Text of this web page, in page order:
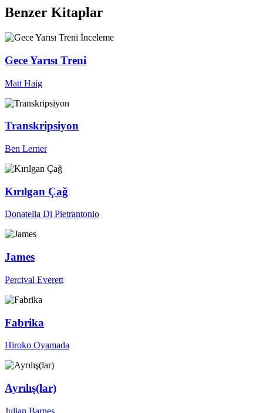
Benzer Kitaplar
İnceleme
Gece Yarısı Treni
Matt Haig
Transkripsiyon
Ben Lerner
Kırılgan Çağ
Donatella Di Pietrantonio
James
Percival Everett
Fabrika
Hiroko Oyamada
Ayrılış(lar)
Julian Barnes